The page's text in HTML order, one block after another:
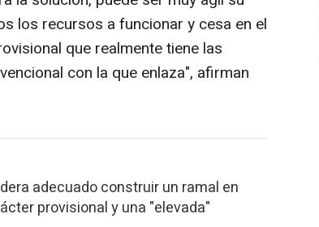
los recursos a funcionar y cesa en el
que realmente tiene las
con la que enlaza", afirman
adecuado construir un ramal en
provisional y una "elevada"